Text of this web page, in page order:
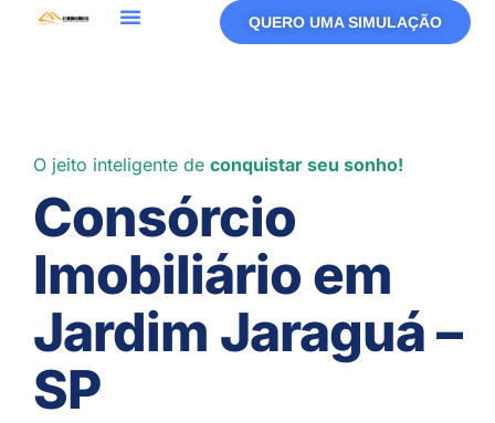
QUERO UMA SIMULAÇÃO
O jeito inteligente de conquistar seu sonho!
Consórcio
Imobiliário em
Jardim Jaraguá –
SP